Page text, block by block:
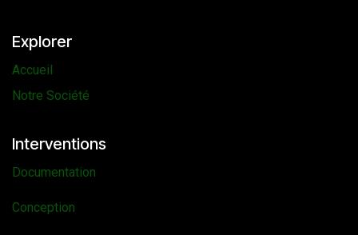
Explorer
Accueil
Notre Société
Interventions
Documentation
Conception